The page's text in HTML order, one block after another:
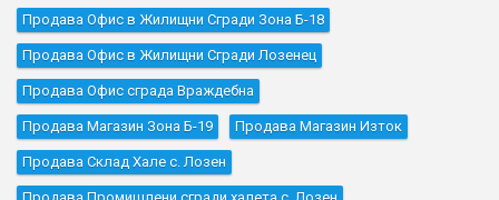
Продава Офис в Жилищни Сгради Зона Б-18
Продава Офис в Жилищни Сгради Лозенец
Продава Офис сграда Враждебна
Продава Магазин Зона Б-19 Продава Магазин Изток
Продава Склад Хале с. Лозен